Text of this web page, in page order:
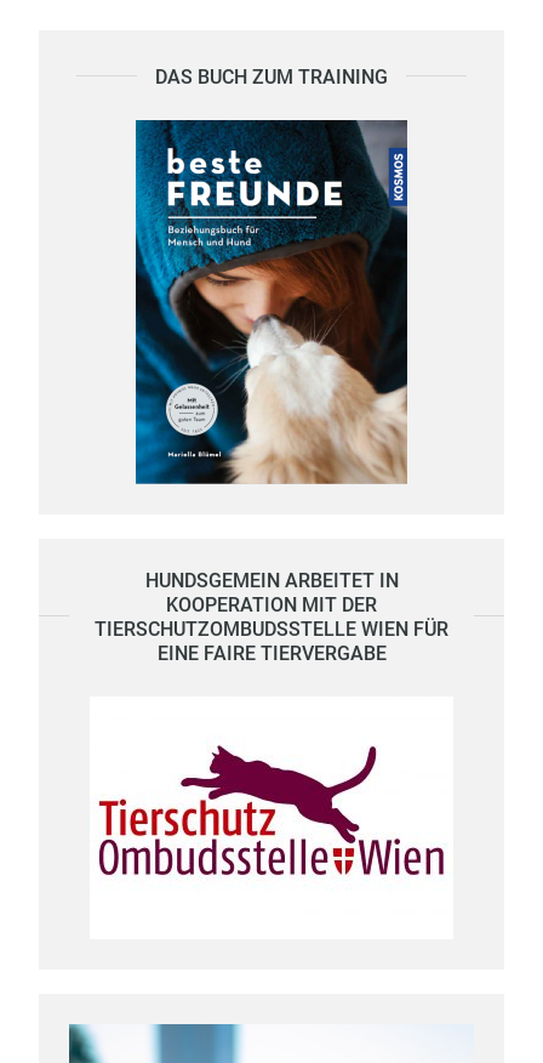
DAS BUCH ZUM TRAINING
HUNDSGEMEIN ARBEITET IN
KOOPERATION MIT DER
TIERSCHUTZOMBUDSSTELLE WIEN FÜR
EINE FAIRE TIERVERGABE